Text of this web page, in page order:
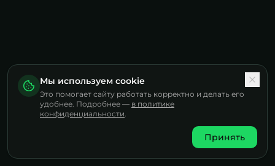
Мы используем cookie
Это помогает сайту работать корректно и делать его
удобнее. Подробнее — в политике
конфиденциальности.
Принять